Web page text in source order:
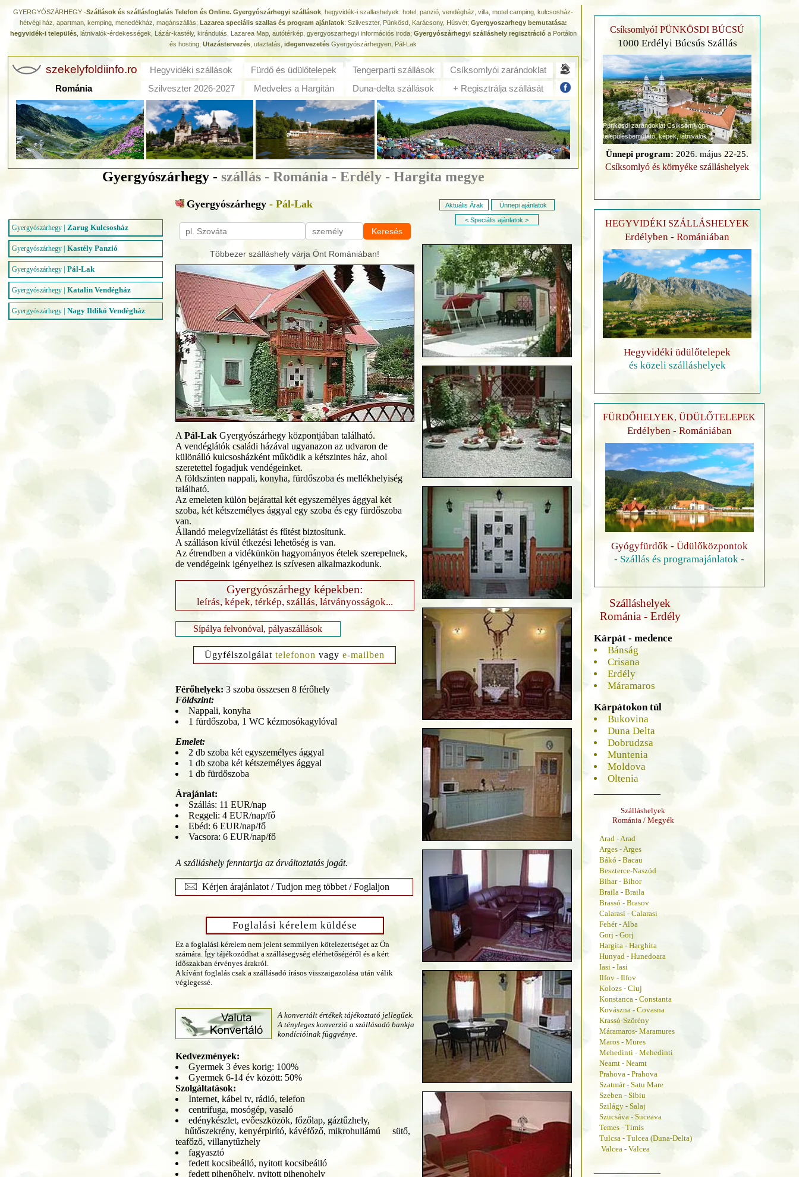
GYERGYÓSZÁRHEGY -Szállások és szállásfoglalás Telefon és Online. Gyergyószárhegyi szállások , hegyvidék-i szallashelyek: hotel, panzió, vendégház, villa, motel camping, kulcsosház-
hétvégi ház, apartman, kemping, menedékház, magánszállás; Lazarea speciális szallas és program ajánlatok: Szilveszter, Pünkösd, Karácsony, Húsvét; Gyergyoszarhegy bemutatása:
hegyvidék-i település, látnivalók-érdekességek, Lázár-kastély, kirándulás, Lazarea Map, autótérkép, gyergyoszarhegyi információs iroda; Gyergyószárhegyi szálláshely regisztrációa Portálon
és hosting; Utazástervezés , utaztatás, idegenvezetés Gyergyószárhegyen, Pál-Lak
szekelyfoldiinfo.ro Hegyvidéki szállások Fürdő és üdülőtelepek Tengerparti szállások
Csíksomlyói zarándoklat
Románia
Szilveszter 2026-2027 Medveles a Hargitán Duna-delta szállások + Regisztrálja szállását
Gyergyószárhegy - szállás - Románia - Erdély - Hargita megye
Gyergyószárhegy | Zarug Kulcsosház
Gyergyószárhegy | Kastély Panzió
Gyergyószárhegy | Pál-Lak
Gyergyószárhegy | Katalin Vendégház
Gyergyószárhegy | Nagy Ildikó Vendégház
Gyergyószárhegy- Pál-Lak
Keresés
Többezer szálláshely várja Önt Romániában!
A Pál-LakGyergyószárhegy központjában található.
A vendéglátók családi házával ugyanazon az udvaron de
különálló kulcsosházként működik a kétszintes ház, ahol
szeretettel fogadjuk vendégeinket.
A földszinten nappali, konyha, fürdőszoba és mellékhelyiség
található.
Az emeleten külön bejárattal két egyszemélyes ággyal két
szoba, két kétszemélyes ággyal egy szoba és egy fürdőszoba
van.
Állandó melegvízellátást és fűtést biztosítunk.
A szálláson kívül étkezési lehetőség is van.
Az étrendben a vidékünkön hagyományos ételek szerepelnek,
de vendégeink igényeihez is szívesen alkalmazkodunk.
Gyergyószárhegy képekben:
leírás, képek, térkép, szállás, látványosságok...
Sípálya felvonóval, pályaszállások
Ügyfélszolgálat telefonon vagy e-mailben
Férőhelyek: 3 szoba összesen 8 férőhely
Földszint:
Nappali, konyha
1 fürdőszoba, 1 WC kézmosókagylóval
Emelet:
2 db szoba két egyszemélyes ággyal
1 db szoba két kétszemélyes ággyal
1 db fürdőszoba
Árajánlat:
Szállás: 11 EUR/nap
Reggeli: 4 EUR/nap/fő
Ebéd: 6 EUR/nap/fő
Vacsora: 6 EUR/nap/fő
A szálláshely fenntartja az árváltoztatás jogát.
Kérjen árajánlatot / Tudjon meg többet / Foglaljon
Foglalási kérelem küldése
Ez a foglalási kérelem nem jelent semmilyen kötelezettséget az Ön
számára. Így tájékozódhat a szállásegység elérhetőségéről és a kért
időszakban érvényes árakról.
A kívánt foglalás csak a szállásadó írásos visszaigazolása után válik
véglegessé.
A konvertált értékek tájékoztató jellegűek.
A tényleges konverzió a szállásadó bankja
kondícióinak függvénye.
Kedvezmények:
Gyermek 3 éves korig: 100%
Gyermek 6-14 év között: 50%
Szolgáltatások:
Internet, kábel tv, rádió, telefon
centrifuga, mosógép, vasaló
edénykészlet, evőeszközök, főzőlap, gáztűzhely,
hűtőszekrény, kenyérpirító, kávéfőző, mikrohullámú sütő,
teafőző, villanytűzhely
fagyasztó
fedett kocsibeálló, nyitott kocsibeálló
fedett pihenőhely, nyitott pihenohely
Aktuális Árak Ünnepi ajánlatok
< Speciális ajánlatok >
CsíksomlyóI PÜNKÖSDI BÚCSÚ
1000 Erdélyi Búcsús Szállás
Pünkösdi zarándoklat Csíksomlyón
településbemutató, képek, látnivalók
Ünnepi program: 2026. május 22-25.
Csíksomlyó és környéke szálláshelyek
HEGYVIDÉKI SZÁLLÁSHELYEK
Erdélyben - Romániában
Hegyvidéki üdülőtelepek
és közeli szálláshelyek
FÜRDŐHELYEK, ÜDÜLŐTELEPEK
Erdélyben - Romániában
Gyógyfürdők - Üdülőközpontok
- Szállás és programajánlatok -
Szálláshelyek
Románia - Erdély
Kárpát - medence
Bánság
Crisana
Erdély
Máramaros
Kárpátokon túl
Bukovina
Duna Delta
Dobrudzsa
Muntenia
Moldova
Oltenia
Szálláshelyek
Románia / Megyék
Arad - Arad
Arges - Arges
Bákó - Bacau
Beszterce-Naszód
Bihar - Bihor
Braila - Braila
Brassó - Brasov
Calarasi - Calarasi
Fehér - Alba
Gorj - Gorj
Hargita - Harghita
Hunyad - Hunedoara
Iasi - Iasi
Ilfov - Ilfov
Kolozs - Cluj
Konstanca - Constanta
Kovászna - Covasna
Krassó-Szörény
Máramaros- Maramures
Maros - Mures
Mehedinti - Mehedinti
Neamt - Neamt
Prahova - Prahova
Szatmár - Satu Mare
Szeben - Sibiu
Szilágy - Salaj
Szucsáva - Suceava
Temes - Timis
Tulcsa - Tulcea (Duna-Delta)
Valcea - Valcea